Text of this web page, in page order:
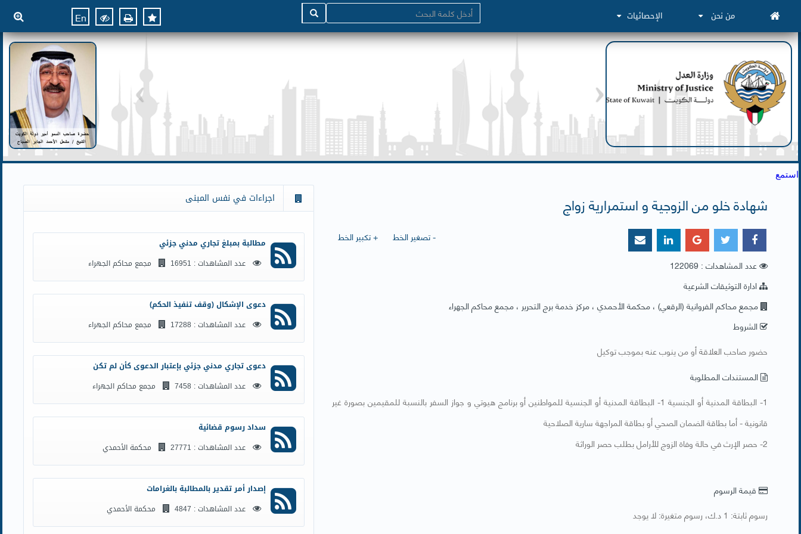
من نحن الإحصائيات En
استمع
شهادة خلو من الزوجية و استمرارية زواج
+ تكبير الخط
- تصغير الخط
عدد المشاهدات : 122069
ادارة التوثيقات الشرعية
مجمع محاكم الفروانية (الرقعي) ، محكمة الأحمدي ، مركز خدمة برج التحرير ، مجمع محاكم الجهراء
الشروط
حضور صاحب العلاقة أو من ينوب عنه بموجب توكيل
المستندات المطلوبة
1- البطاقة المدنية أو الجنسية 1- البطاقة المدنية أو الجنسية للمواطنين أو برنامج هيوتي و جواز السفر بالنسبة للمقيمين بصورة غير
قانونية - أما بطاقة الضمان الصحي أو بطاقة المراجهة سارية الصلاحية​
2- حصر الإرث في حالة وفاة الزوج للأرامل بطلب حصر الوراثة
قيمة الرسوم
رسوم ثابتة: 1 د.ك، رسوم متغيرة: لا يوجد
اجراءات في نفس المبنى
مطالبة بمبلغ تجاري مدني جزئي
عدد المشاهدات : 16951
مجمع محاكم الجهراء
دعوى الإشكال (وقف تنفيذ الحكم)
عدد المشاهدات : 17288
مجمع محاكم الجهراء
دعوى تجاري مدني جزئي بإعتبار الدعوى كأن لم تكن
عدد المشاهدات : 7458
مجمع محاكم الجهراء
سداد رسوم قضائية
عدد المشاهدات : 27771
محكمة الأحمدي
إصدار أمر تقدير بالمطالبة بالغرامات
عدد المشاهدات : 4847
محكمة الأحمدي